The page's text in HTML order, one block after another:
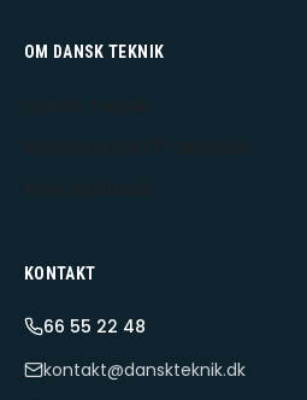
OM DANSK TEKNIK
KONTAKT
66 55 22 48
kontakt@danskteknik.dk